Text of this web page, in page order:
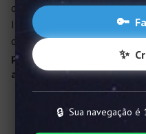
que prega que oano novo
Isso mesmo, dia 20 de
de Áries, damos início a um
pelo Sol
. Dessa forma, veja
astrológico 2020.
2020 regido
🔑
✨
🔒 Sua navegação é